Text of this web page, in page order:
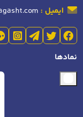
ایمیل :
نمادها